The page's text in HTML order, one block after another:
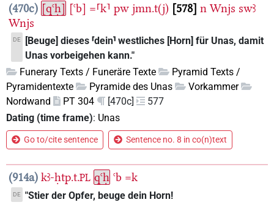
470c [qꜥḥ] [ꜥb] =⸢k⸣ pw jmn.t(j) 578 n Wnjs swꜣ
Wnjs
DE
[Beuge] dieses ⸢dein⸣ westliches [Horn] für Unas, damit
Unas vorbeigehen kann."
Funerary Texts / Funeräre Texte
Pyramid Texts /
Pyramidentexte
Pyramide des Unas
Vorkammer
Nordwand
PT 304 [470c]
577
Dating (time frame): Unas
Go to/cite sentence Sentence no. 8 in co(n)text
914a kꜣ-ḥtp.t.PL qꜥḥ ꜥb =k
DE
"Stier der Opfer, beuge dein Horn!